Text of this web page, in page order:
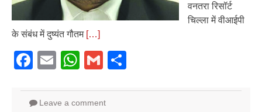
वनतरा रिसॉर्ट
चिल्ला में वीआईपी
के संबंध में दुष्यंत गौतम […]
Facebook
EmailWhatsApp
Gmail
Leave a comment